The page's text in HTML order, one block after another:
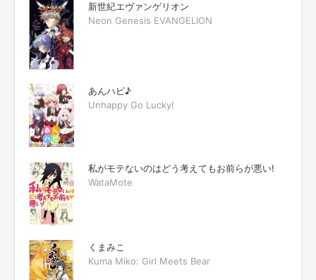
新世紀エヴァンゲリオン
Neon Genesis EVANGELION
あんハピ♪
Unhappy Go Lucky!
私がモテないのはどう考えてもお前らが悪い!
WataMote
くまみこ
Kuma Miko: Girl Meets Bear